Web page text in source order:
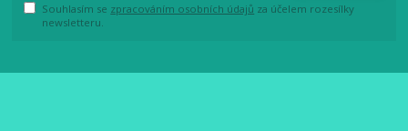
Souhlasím se zpracováním osobních údajů za účelem rozesílky
newsletteru.